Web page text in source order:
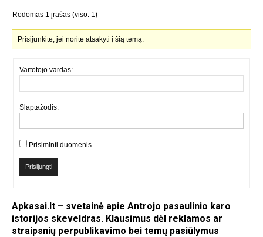
Rodomas 1 įrašas (viso: 1)
Prisijunkite, jei norite atsakyti į šią temą.
Vartotojo vardas:
Slaptažodis:
Prisiminti duomenis
Prisijungti
Apkasai.lt – svetainė apie Antrojo pasaulinio karo
istorijos skeveldras. Klausimus dėl reklamos ar
straipsnių perpublikavimo bei temų pasiūlymus